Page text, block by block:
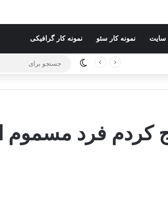
سایت نمونه کار سئو نمونه کار گرافیکی
تغییر پوسته
کردم فرد مسموم